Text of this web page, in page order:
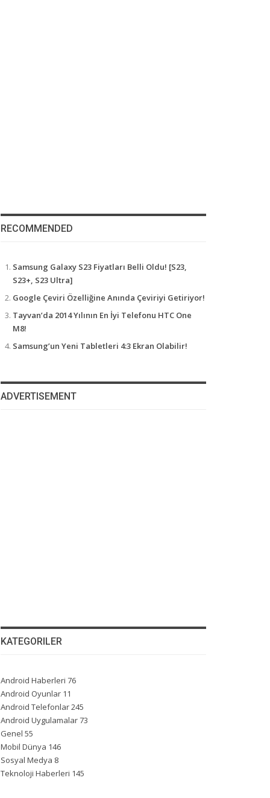
RECOMMENDED
Samsung Galaxy S23 Fiyatları Belli Oldu! [S23,
S23+, S23 Ultra]
Google Çeviri Özelliğine Anında Çeviriyi Getiriyor!
Tayvan’da 2014 Yılının En İyi Telefonu HTC One
M8!
Samsung’un Yeni Tabletleri 4:3 Ekran Olabilir!
ADVERTISEMENT
KATEGORILER
Android Haberleri 76
Android Oyunlar 11
Android Telefonlar245
Android Uygulamalar73
Genel 55
Mobil Dünya 146
Sosyal Medya 8
Teknoloji Haberleri 145